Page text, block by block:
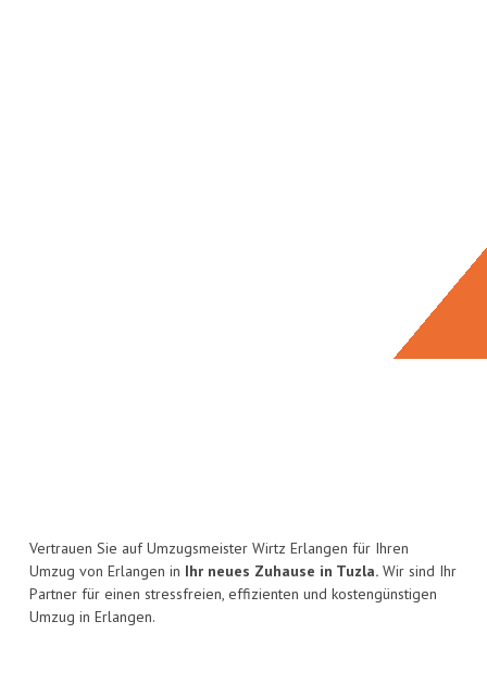
Vertrauen Sie auf Umzugsmeister Wirtz Erlangen für Ihren
Umzug von Erlangen in Ihr neues Zuhause in Tuzla. Wir sind Ihr
Partner für einen stressfreien, effizienten und kostengünstigen
Umzug in Erlangen.